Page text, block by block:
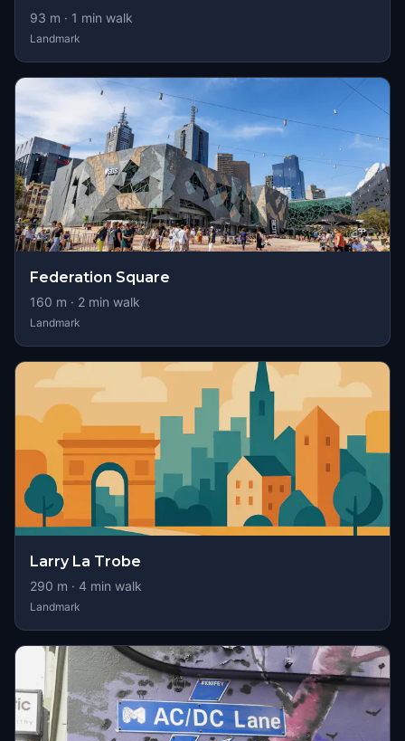
93 m · 1 min walk
Landmark
Federation Square
160 m · 2 min walk
Landmark
Larry La Trobe
290 m · 4 min walk
Landmark